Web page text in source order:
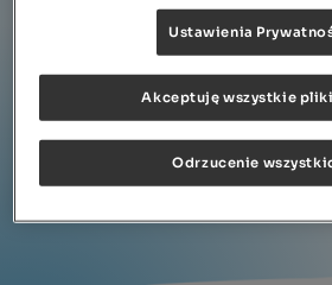
FAQ
Kontakt
Ustawienia
Odrzucenie
Akceptuję wszystkie